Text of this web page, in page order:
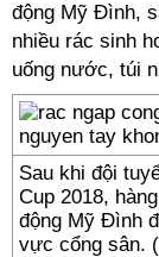
động Mỹ Đình,
nhiều rác sinh
uống nước, túi
Sau khi đội
Cup 2018,
động Mỹ Đình
vực cổng sân.